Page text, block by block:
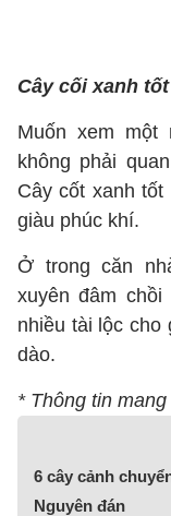
Cây cối xanh tốt
Muốn xem một
không phải
Cây cốt xanh
giàu phúc khí.
Ở trong căn
xuyên đâm
nhiều tài lộc cho
dào.
* Thông tin
6 cây cảnh
Nguyên đán